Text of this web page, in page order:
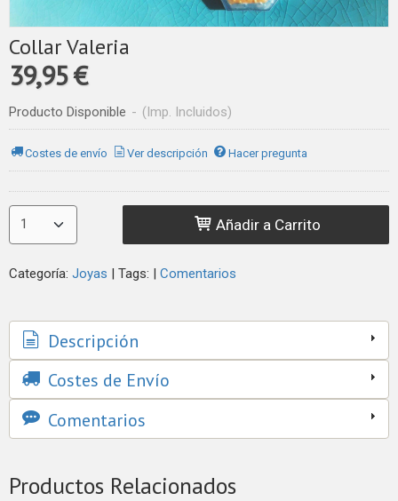
Collar Valeria
39,95 €
Producto Disponible - (Imp. Incluidos)
Costes de envío Ver descripción Hacer pregunta
Añadir a Carrito
Categoría: Joyas | Tags: | Comentarios
Descripción
Costes de Envío
Comentarios
Productos Relacionados